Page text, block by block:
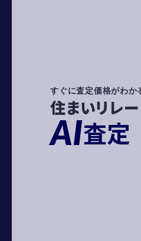
すぐに査定価格がわか
住まいリレー
AI査定